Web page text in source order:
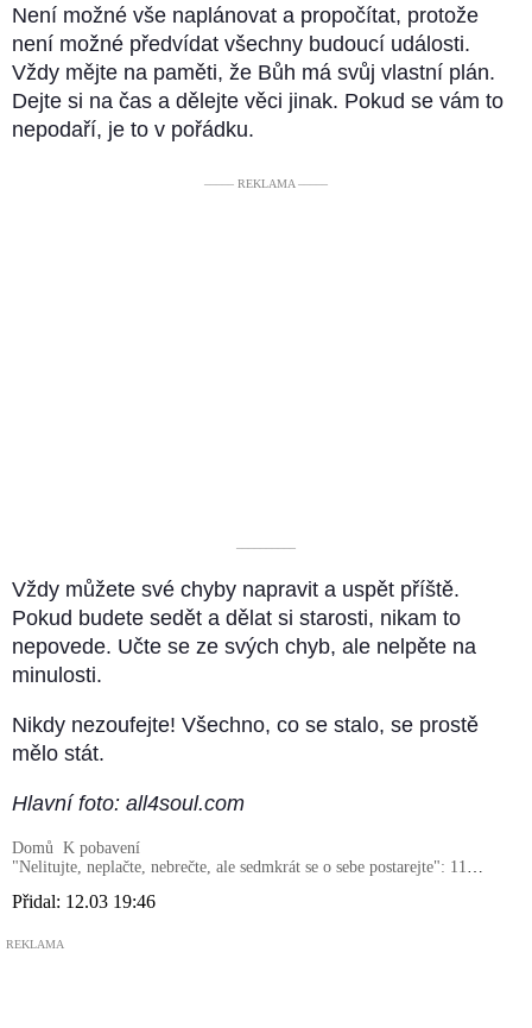
Není možné vše naplánovat a propočítat, protože
není možné předvídat všechny budoucí události.
Vždy mějte na paměti, že Bůh má svůj vlastní plán.
Dejte si na čas a dělejte věci jinak. Pokud se vám to
nepodaří, je to v pořádku.
––––– REKLAMA –––––
––––––––––
Vždy můžete své chyby napravit a uspět příště.
Pokud budete sedět a dělat si starosti, nikam to
nepovede. Učte se ze svých chyb, ale nelpěte na
minulosti.
Nikdy nezoufejte! Všechno, co se stalo, se prostě
mělo stát.
Hlavní foto: all4soul.com
Domů K pobavení
"Nelitujte, neplačte, nebrečte, ale sedmkrát se o sebe postarejte": 11
Přidal: 12.03 19:46
REKLAMA